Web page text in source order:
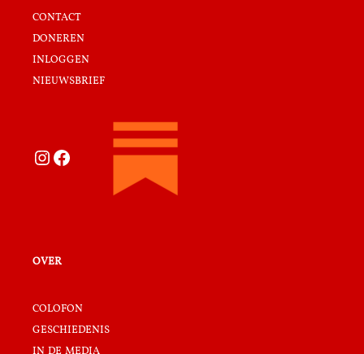
contact
doneren
inloggen
nieuwsbrief
Instagram Facebook
over
colofon
geschiedenis
in de media